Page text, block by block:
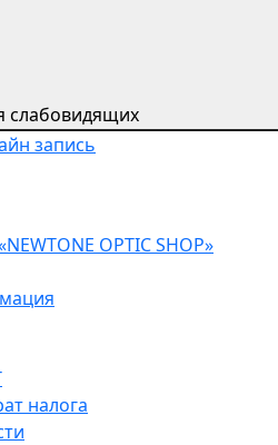
слабовидящиx
запись
OPTIC SHOP»
налога